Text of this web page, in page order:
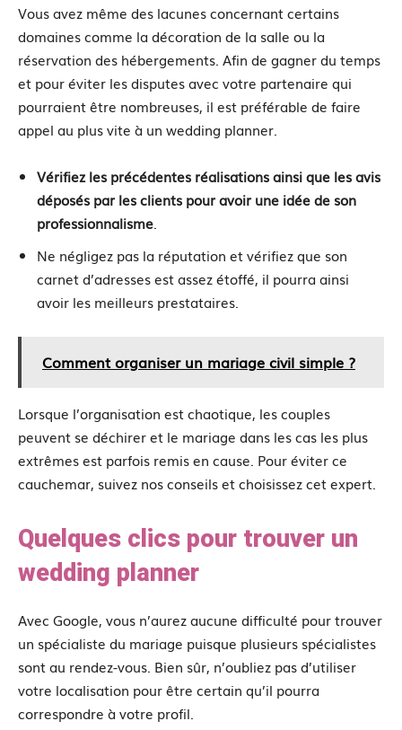
Vous avez même des lacunes concernant certains
domaines comme la décoration de la salle ou la
réservation des hébergements. Afin de gagner du temps
et pour éviter les disputes avec votre partenaire qui
pourraient être nombreuses, il est préférable de faire
appel au plus vite à un wedding planner.
Vérifiez les précédentes réalisations ainsi que les avis
déposés par les clients pour avoir une idée de son
professionnalisme.
Ne négligez pas la réputation et vérifiez que son
carnet d’adresses est assez étoffé, il pourra ainsi
avoir les meilleurs prestataires.
Comment organiser un mariage civil simple ?
Lorsque l’organisation est chaotique, les couples
peuvent se déchirer et le mariage dans les cas les plus
extrêmes est parfois remis en cause. Pour éviter ce
cauchemar, suivez nos conseils et choisissez cet expert.
Quelques clics pour trouver un
wedding planner
Avec Google, vous n’aurez aucune difficulté pour trouver
un spécialiste du mariage puisque plusieurs spécialistes
sont au rendez-vous. Bien sûr, n’oubliez pas d’utiliser
votre localisation pour être certain qu’il pourra
correspondre à votre profil.